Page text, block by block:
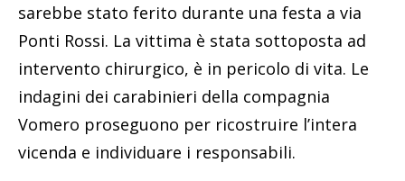
sarebbe stato ferito durante una festa a via
Ponti Rossi. La vittima è stata sottoposta ad
intervento chirurgico, è in pericolo di vita. Le
indagini dei carabinieri della compagnia
Vomero proseguono per ricostruire l’intera
vicenda e individuare i responsabili.